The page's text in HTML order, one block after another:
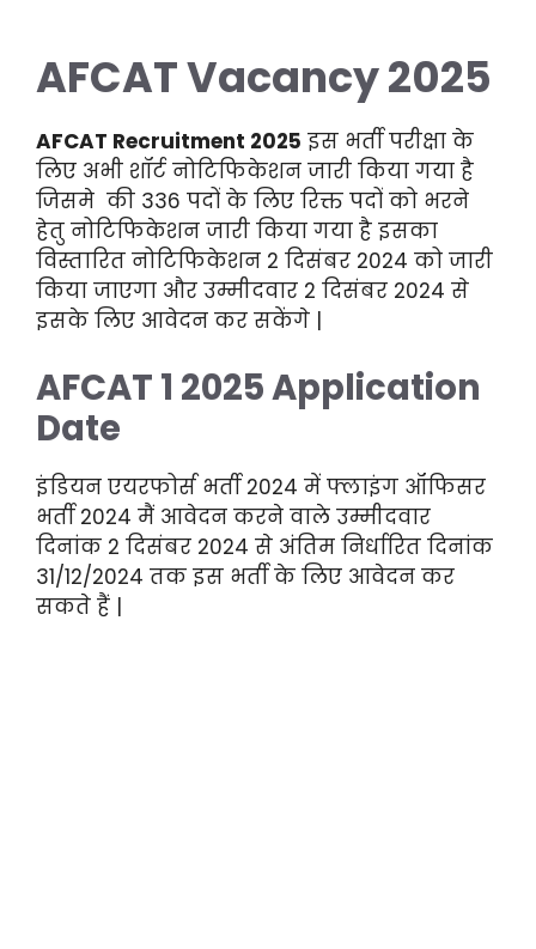
AFCAT Vacancy 2025
AFCAT Recruitment 2025 इस भर्ती परीक्षा के
लिए अभी शॉर्ट नोटिफिकेशन जारी किया गया है
जिसमे की 336 पदों के लिए रिक्त पदों को भरने
हेतु नोटिफिकेशन जारी किया गया है इसका
विस्तारित नोटिफिकेशन 2 दिसंबर 2024 को जारी
किया जाएगा और उम्मीदवार 2 दिसंबर 2024 से
इसके लिए आवेदन कर सकेंगे |
AFCAT 1 2025 Application
Date
इंडियन एयरफोर्स भर्ती 2024 में फ्लाइंग ऑफिसर
भर्ती 2024 मैं आवेदन करने वाले उम्मीदवार
दिनांक 2 दिसंबर 2024 से अंतिम निर्धारित दिनांक
31/12/2024 तक इस भर्ती के लिए आवेदन कर
सकते हैं |